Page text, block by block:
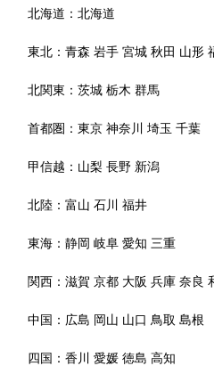
北海道：北海道
東北：青森 岩手 宮城 秋田 山形
北関東：茨城 栃木 群馬
首都圏：東京 神奈川 埼玉 千葉
甲信越： 山梨 長野 新潟
北陸：富山 石川 福井
東海：静岡 岐阜 愛知 三重
関西：滋賀 京都 大阪 兵庫 奈良
中国： 広島 岡山 山口 鳥取 島根
四国：香川 愛媛 徳島 高知